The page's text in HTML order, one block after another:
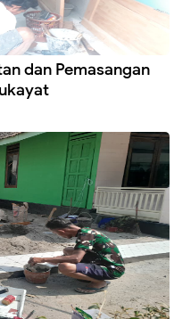
dan Pemasangan